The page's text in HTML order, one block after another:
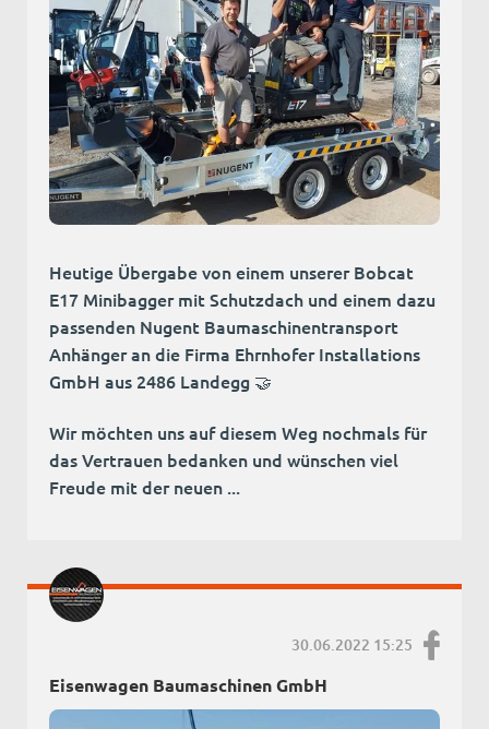
Heutige Übergabe von einem unserer Bobcat
E17 Minibagger mit Schutzdach und einem dazu
passenden Nugent Baumaschinentransport
Anhänger an die Firma Ehrnhofer Installations
GmbH aus 2486 Landegg 🤝
Wir möchten uns auf diesem Weg nochmals für
das Vertrauen bedanken und wünschen viel
Freude mit der neuen ...
30.06.2022 15:25
Eisenwagen Baumaschinen GmbH